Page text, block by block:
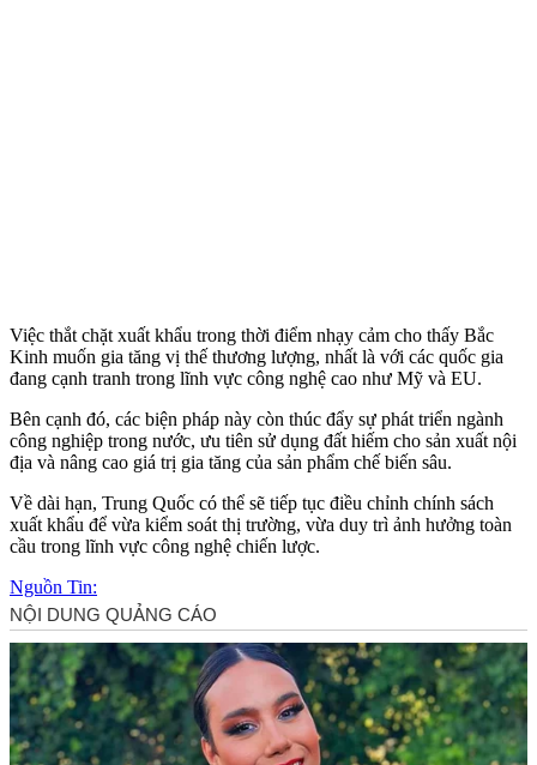
Việc thắt chặt xuất khẩu trong thời điểm nhạ‌y cả‌m cho thấy Bắc
Kinh muốn gia tăng vị thế thương lượng, nhất là với các quốc gia
đang cạnh tranh trong lĩnh vực công nghệ cao như Mỹ và EU.
Bên cạnh đó, các biện pháp này còn thúc đẩy sự phát triển ngành
công nghiệp trong nước, ưu tiên sử dụng đất hiếm cho sản xuất nội
địa và nâng cao giá trị gia tăng của sản phẩm chế biến sâu.
Về dài hạn, Trung Quốc có thể sẽ tiếp tục điều chỉnh chính sách
xuất khẩu để vừa kiểm soát thị trường, vừa duy trì ảnh hưởng toàn
cầu trong lĩnh vực công nghệ chiến lược.
Nguồn Tin: